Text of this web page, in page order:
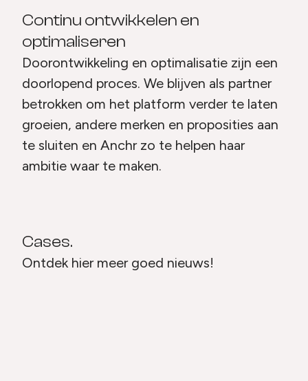
Continu ontwikkelen en
optimaliseren
Doorontwikkeling en optimalisatie zijn een
doorlopend proces. We blijven als partner
betrokken om het platform verder te laten
groeien, andere merken en proposities aan
te sluiten en Anchr zo te helpen haar
ambitie waar te maken.
Cases.
Ontdek hier meer goed nieuws!